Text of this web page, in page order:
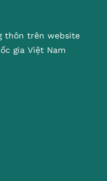
thôn trên website
gia Việt Nam